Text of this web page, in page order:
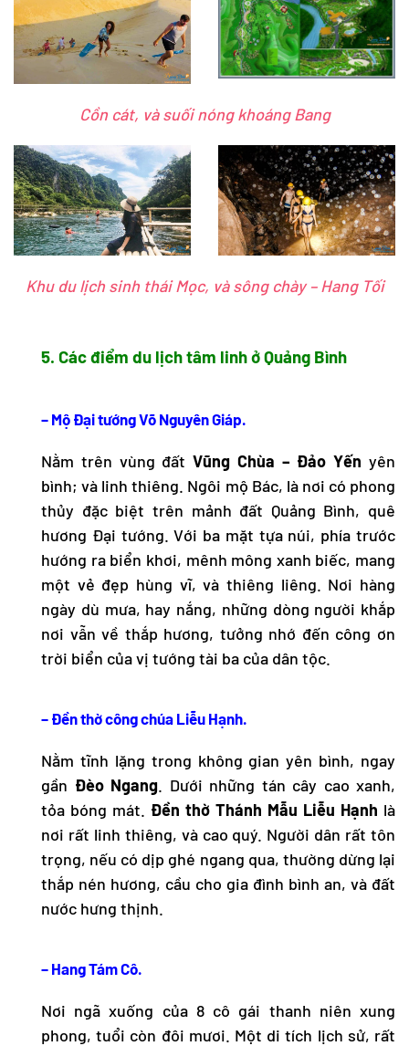
Cồn cát, và suối nóng khoáng Bang
Khu du lịch sinh thái Mọc, và sông chày – Hang Tối
5. Các điểm du lịch tâm linh ở Quảng Bình
– Mộ Đại tướng Võ Nguyên Giáp.
Nằm trên vùng đấtVũng Chùa – Đảo Yến yên
bình; và linh thiêng. Ngôi mộ Bác, là nơi có phong
thủy đặc biệt trên mảnh đất Quảng Bình, quê
hương Đại tướng. Với ba mặt tựa núi, phía trước
hướng ra biển khơi, mênh mông xanh biếc, mang
một vẻ đẹp hùng vĩ, và thiêng liêng. Nơi hàng
ngày dù mưa, hay nắng, những dòng người khắp
nơi vẫn về thắp hương, tưởng nhớ đến công ơn
trời biển của vị tướng tài ba của dân tộc.
– Đền thờ công chúa Liễu Hạnh.
Nằm tĩnh lặng trong không gian yên bình, ngay
gần Đèo Ngang. Dưới những tán cây cao xanh,
tỏa bóng mát. Đền thờ Thánh Mẫu Liễu Hạnh là
nơi rất linh thiêng, và cao quý. Người dân rất tôn
trọng, nếu có dịp ghé ngang qua, thường dừng lại
thắp nén hương, cầu cho gia đình bình an, và đất
nước hưng thịnh.
– Hang Tám Cô.
Nơi ngã xuống của 8 cô gái thanh niên xung
phong, tuổi còn đôi mươi. Một di tích lịch sử, rất